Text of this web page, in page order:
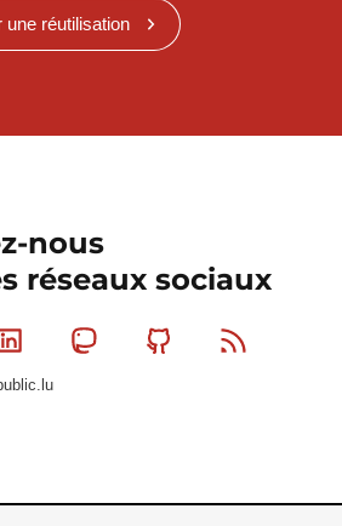
une réutilisation
nous
réseaux sociaux
Linkedin MastodonGithub